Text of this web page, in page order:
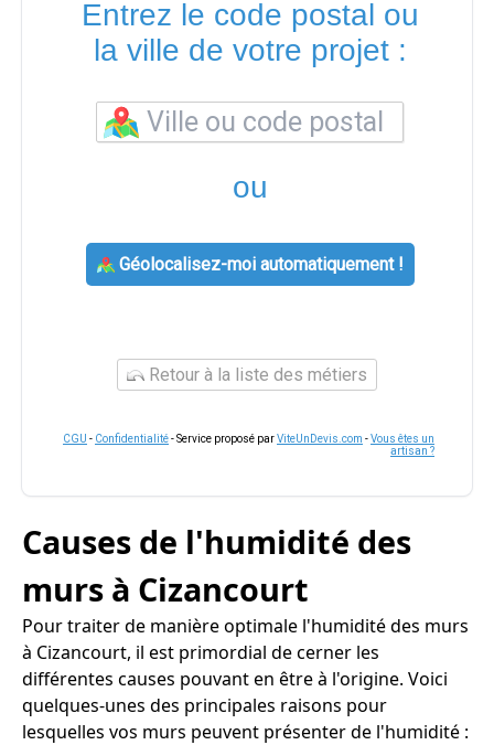
Entrez le code postal ou
la ville de votre projet :
ou
Géolocalisez-moi automatiquement !
Retour à la liste des métiers
CGU - Confidentialité- Service proposé parViteUnDevis.com -Vous êtes un
artisan ?
Causes de l'humidité des
murs à Cizancourt
Pour traiter de manière optimale l'humidité des murs
à Cizancourt, il est primordial de cerner les
différentes causes pouvant en être à l'origine. Voici
quelques-unes des principales raisons pour
lesquelles vos murs peuvent présenter de l'humidité :